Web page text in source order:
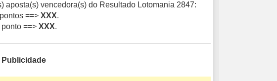
aposta(s) vencedora(s) do Resultado Lotomania 2847:
==> XXX.
==> XXX.
Publicidade